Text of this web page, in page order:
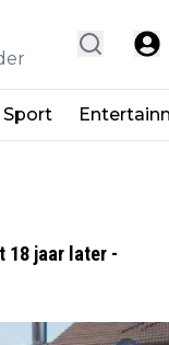
Sport
18 jaar later -